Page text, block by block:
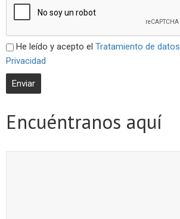
He leído y acepto el Tratamiento de datos
Privacidad
Encuéntranos aquí